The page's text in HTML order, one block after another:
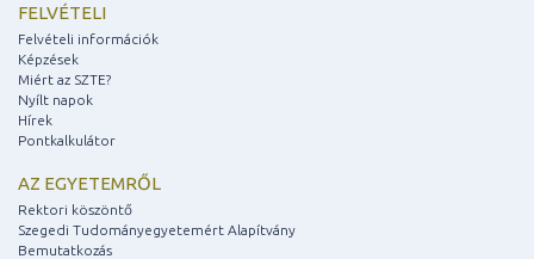
FELVÉTELI
Felvételi információk
Képzések
Miért az SZTE?
Nyílt napok
Hírek
Pontkalkulátor
AZ EGYETEMRŐL
Rektori köszöntő
Szegedi Tudományegyetemért Alapítvány
Bemutatkozás